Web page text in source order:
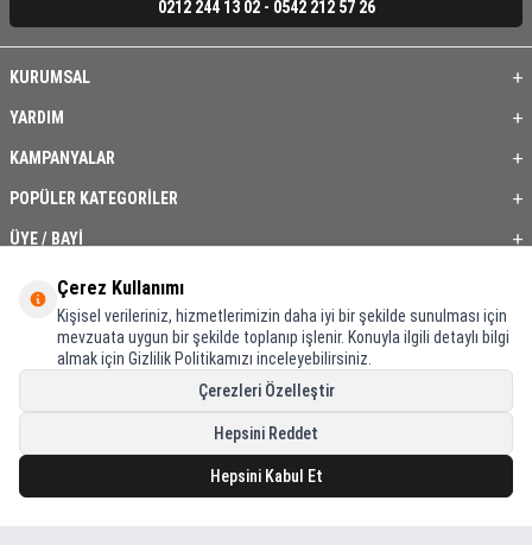
0212 244 13 02 - 0542 212 57 26
KURUMSAL
YARDIM
KAMPANYALAR
POPÜLER KATEGORİLER
ÜYE / BAYİ
ÖNE ÇIKAN ÜRÜNLER
BASKI REHBERİ
İLETİŞİM
Çerez Kullanımı
Kişisel verileriniz, hizmetlerimizin daha iyi bir şekilde sunulması için
mevzuata uygun bir şekilde toplanıp işlenir. Konuyla ilgili detaylı bilgi
almak için Gizlilik Politikamızı inceleyebilirsiniz.
Çerezleri Özelleştir
Hepsini Reddet
Hepsini Kabul Et